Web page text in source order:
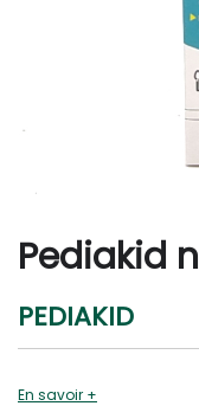
Pediakid
PEDIAKID
En savoir +